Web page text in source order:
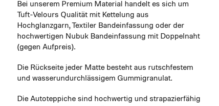
Bei unserem Premium Material handelt es sich um
Tuft-Velours Qualität mit Kettelung aus
Hochglanzgarn, Textiler Bandeinfassung oder der
hochwertigen Nubuk Bandeinfassung mit Doppelnaht
(gegen Aufpreis).
Die Rückseite jeder Matte besteht aus rutschfestem
und wasserundurchlässigem Gummigranulat.
Die Autoteppiche sind hochwertig und strapazierfähig